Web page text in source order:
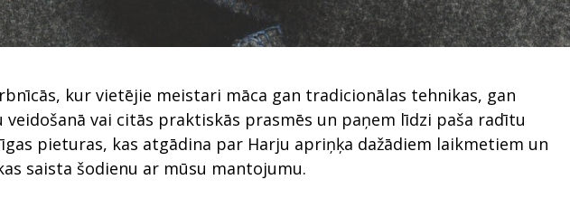
kur vietējie meistari māca gan tradicionālas tehnikas, gan
vai citās praktiskās prasmēs un paņem līdzi paša radītu
pieturas, kas atgādina par Harju apriņķa dažādiem laikmetiem un
saista šodienu ar mūsu mantojumu.